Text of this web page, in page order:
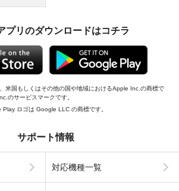
プリのダウンロードはコチラ
米国もしくはその他の国や地域におけるApple Inc.の商標で
のサービスマークです。
ロゴは Google LLC の商標です。
サポート情報
対応機種一覧